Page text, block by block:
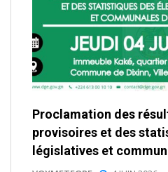
Proclamation des
provisoires et des
législatives et